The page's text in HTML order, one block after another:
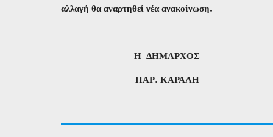
αλλαγή θα αναρτηθεί νέα ανακοίνωση.
Η ΔΗΜΑΡΧΟΣ
ΠΑΡ. ΚΑΡΑΛΗ